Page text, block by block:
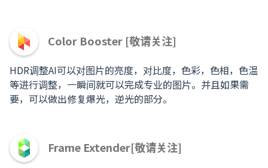
Color Booster [敬请关注]
HDR调整AI可以对图片的亮度，对比度，色彩，色相，色温
等进行调整，一瞬间就可以完成专业的图片。并且如果需
要，可以做出修复爆光，逆光的部分。
Frame Extender[敬请关注]